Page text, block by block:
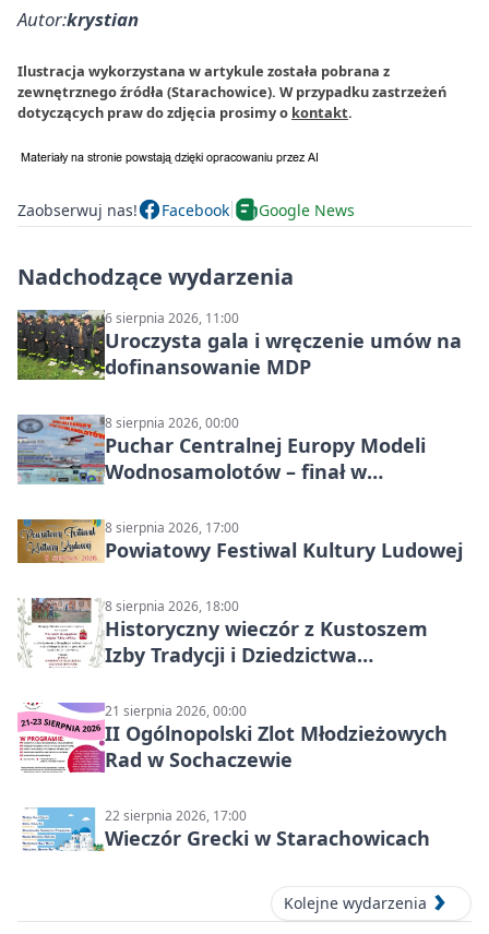
Autor:krystian
Ilustracja wykorzystana w artykule została pobrana z
zewnętrznego źródła (Starachowice). W przypadku zastrzeżeń
dotyczących praw do zdjęcia prosimy o kontakt.
Zaobserwuj nas! Facebook Google News
Nadchodzące wydarzenia
6 sierpnia 2026, 11:00
Uroczysta gala i wręczenie umów na
dofinansowanie MDP
8 sierpnia 2026, 00:00
Puchar Centralnej Europy Modeli
Wodnosamolotów – finał w
8 sierpnia 2026, 17:00
Powiatowy Festiwal Kultury Ludowej
8 sierpnia 2026, 18:00
Historyczny wieczór z Kustoszem
Izby Tradycji i Dziedzictwa
Gęburą
21 sierpnia 2026, 00:00
II Ogólnopolski Zlot Młodzieżowych
Rad w Sochaczewie
22 sierpnia 2026, 17:00
Wieczór Grecki w Starachowicach
Kolejne wydarzenia